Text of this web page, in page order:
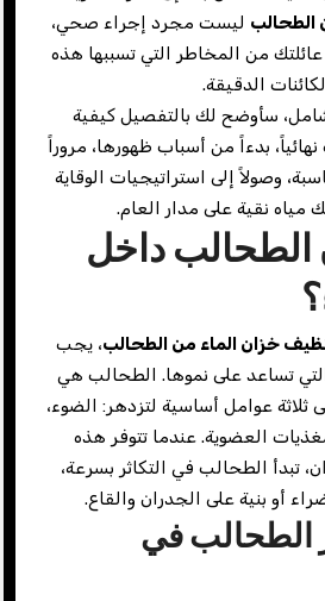
الطحالب ليست مجرد إجراء صحي،
من المخاطر التي تسببها هذه
الدقيقة.
سأوضح لك بالتفصيل كيفية
بدءاً من أسباب ظهورها، مروراً
وصولاً إلى استراتيجيات الوقاية
مياه نقية على مدار العام.
داخل
خزان الماء من الطحالب، يجب
تساعد على نموها. الطحالب هي
ثلاثة عوامل أساسية لتزدهر: الضوء،
العضوية. عندما تتوفر هذه
تبدأ الطحالب في التكاثر بسرعة،
أو بنية على الجدران والقاع.
الطحالب في